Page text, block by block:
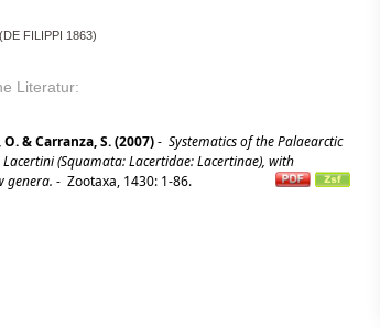
(DE FILIPPI 1863)
Literatur:
& Carranza, S. (2007)- Systematics of the Palaearctic
(Squamata: Lacertidae: Lacertinae), with
genera. - Zootaxa, 1430: 1-86.